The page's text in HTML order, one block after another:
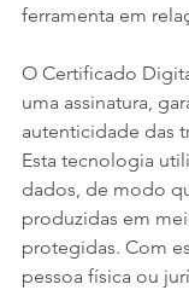
ferramenta em
O Certificado
uma assinatura,
autenticidade das
Esta tecnologia
dados, de modo
produzidas em
protegidas. Com
pessoa física ou